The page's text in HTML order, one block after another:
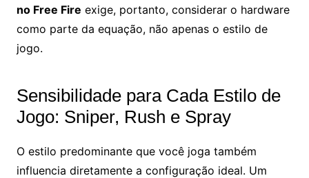
no Free Fire exige, portanto, considerar o hardware
como parte da equação, não apenas o estilo de
jogo.
Sensibilidade para Cada Estilo de
Jogo: Sniper, Rush e Spray
O estilo predominante que você joga também
influencia diretamente a configuração ideal. Um